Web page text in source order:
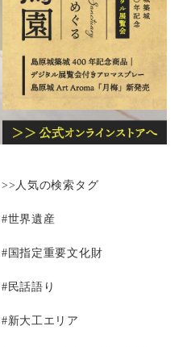
>>人気の検索タグ
#世界遺産
#国指定重要文化財
#民話語り
#新大工エリア